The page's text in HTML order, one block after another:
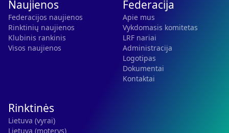
Naujienos
Federacijos naujienos
Rinktinių naujienos
Klubinis rankinis
Visos naujienos
Federacija
Apie mus
Vykdomasis komitetas
LRF nariai
Administracija
Logotipas
Dokumentai
Kontaktai
Rinktinės
Lietuva (vyrai)
Lietuva (moterys)